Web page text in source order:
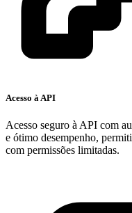
Acesso à API
Acesso seguro à API com
e ótimo desempenho,
com permissões limitadas.